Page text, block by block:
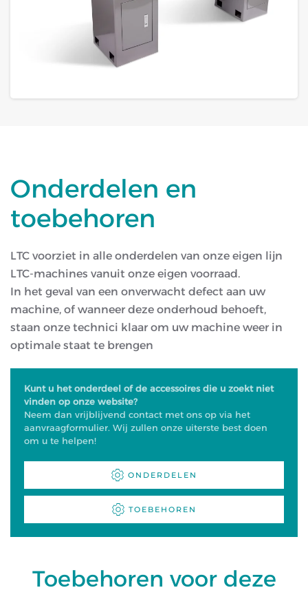
Onderdelen en
toebehoren
LTC voorziet in alle onderdelen van onze eigen lijn
LTC-machines vanuit onze eigen voorraad.
In het geval van een onverwacht defect aan uw
machine, of wanneer deze onderhoud behoeft,
staan onze technici klaar om uw machine weer in
optimale staat te brengen
Kunt u het onderdeel of de accessoires die u zoekt niet
vinden op onze website?
Neem dan vrijblijvend contact met ons op via het
aanvraagformulier. Wij zullen onze uiterste best doen
om u te helpen!
ONDERDELEN
TOEBEHOREN
Toebehoren voor deze